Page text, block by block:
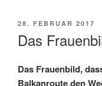
VERÖFFENTLICHT
28. FEBRUAR 2017
Das
Das Frauenbild,
Balkanroute den